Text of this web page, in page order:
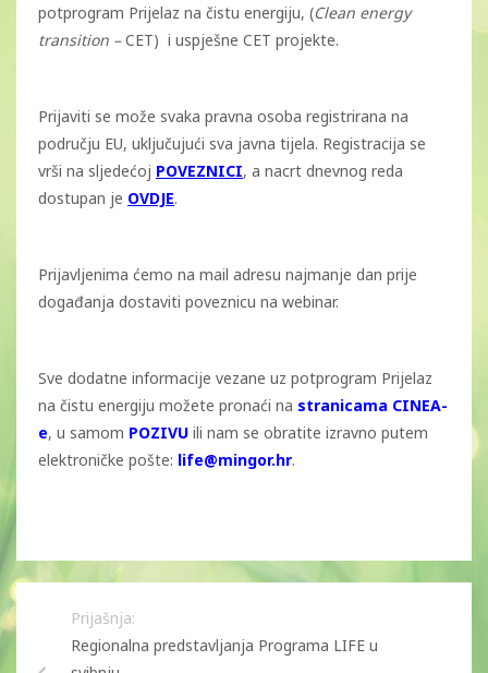
potprogram Prijelaz na čistu energiju, (Clean energy
transition –CET) i uspješne CET projekte.
Prijaviti se može svaka pravna osoba registrirana na
području EU, uključujući sva javna tijela. Registracija se
vrši na sljedećoj POVEZNICI, a nacrt dnevnog reda
dostupan je OVDJE.
Prijavljenima ćemo na mail adresu najmanje dan prije
događanja dostaviti poveznicu na webinar.
Sve dodatne informacije vezane uz potprogram Prijelaz
na čistu energiju možete pronaći na stranicama CINEA-
e, u samom POZIVU ili nam se obratite izravno putem
elektroničke pošte: life@mingor.hr.
Prijašnja:
Regionalna predstavljanja Programa LIFE u